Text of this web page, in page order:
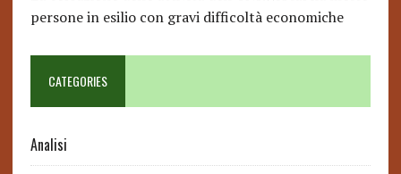
persone in esilio con gravi difficoltà economiche
CATEGORIES
Analisi